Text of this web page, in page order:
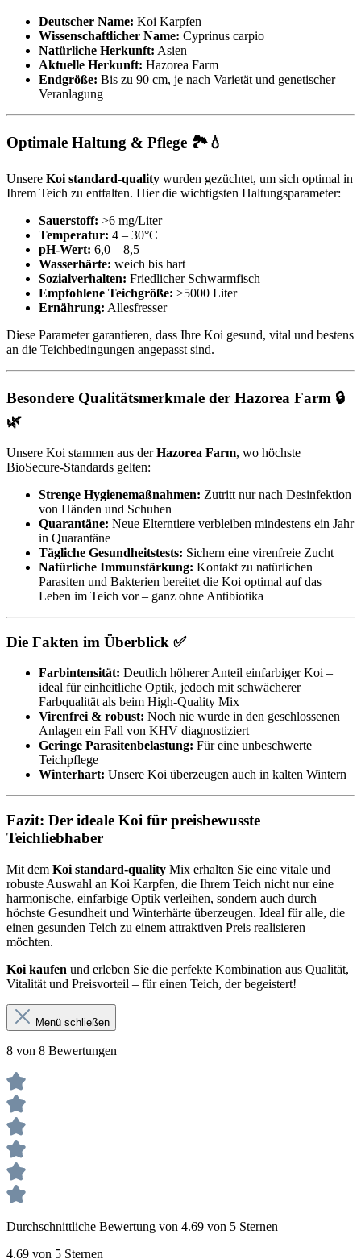
Deutscher Name: Koi Karpfen
Wissenschaftlicher Name: Cyprinus carpio
Natürliche Herkunft: Asien
Aktuelle Herkunft: Hazorea Farm
Endgröße: Bis zu 90 cm, je nach Varietät und genetischer
Veranlagung
Optimale Haltung & Pflege 🏞️💧
Unsere Koi standard-quality wurden gezüchtet, um sich optimal in
Ihrem Teich zu entfalten. Hier die wichtigsten Haltungsparameter:
Sauerstoff: >6 mg/Liter
Temperatur: 4 – 30°C
pH-Wert: 6,0 – 8,5
Wasserhärte: weich bis hart
Sozialverhalten: Friedlicher Schwarmfisch
Empfohlene Teichgröße: >5000 Liter
Ernährung: Allesfresser
Diese Parameter garantieren, dass Ihre Koi gesund, vital und bestens
an die Teichbedingungen angepasst sind.
Besondere Qualitätsmerkmale der Hazorea Farm 🔒
🌿
Unsere Koi stammen aus derHazorea Farm, wo höchste
BioSecure-Standards gelten:
Strenge Hygienemaßnahmen: Zutritt nur nach Desinfektion
von Händen und Schuhen
Quarantäne: Neue Elterntiere verbleiben mindestens ein Jahr
in Quarantäne
Tägliche Gesundheitstests: Sichern eine virenfreie Zucht
Natürliche Immunstärkung: Kontakt zu natürlichen
Parasiten und Bakterien bereitet die Koi optimal auf das
Leben im Teich vor – ganz ohne Antibiotika
Die Fakten im Überblick ✅
Farbintensität: Deutlich höherer Anteil einfarbiger Koi –
ideal für einheitliche Optik, jedoch mit schwächerer
Farbqualität als beim High-Quality Mix
Virenfrei & robust: Noch nie wurde in den geschlossenen
Anlagen ein Fall von KHV diagnostiziert
Geringe Parasitenbelastung: Für eine unbeschwerte
Teichpflege
Winterhart: Unsere Koi überzeugen auch in kalten Wintern
Fazit: Der ideale Koi für preisbewusste
Teichliebhaber
Mit dem Koi standard-quality Mix erhalten Sie eine vitale und
robuste Auswahl an Koi Karpfen, die Ihrem Teich nicht nur eine
harmonische, einfarbige Optik verleihen, sondern auch durch
höchste Gesundheit und Winterhärte überzeugen. Ideal für alle, die
einen gesunden Teich zu einem attraktiven Preis realisieren
möchten.
Koi kaufen und erleben Sie die perfekte Kombination aus Qualität,
Vitalität und Preisvorteil – für einen Teich, der begeistert!
Menü schließen
8 von 8 Bewertungen
Durchschnittliche Bewertung von 4.69 von 5 Sternen
4.69 von 5 Sternen